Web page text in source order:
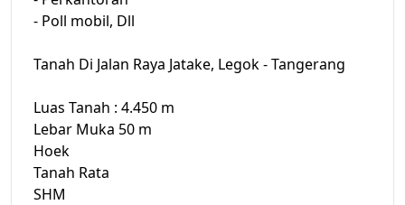
- Poll mobil, Dll
Tanah Di Jalan Raya Jatake, Legok - Tangerang
Luas Tanah : 4.450 m
Lebar Muka 50 m
Hoek
Tanah Rata
SHM